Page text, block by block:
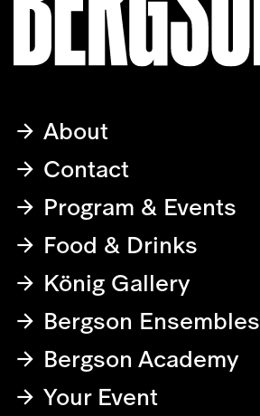
About
Contact
Program & Events
Food & Drinks
König Gallery
Bergson Ensembles
Bergson Academy
Your Event